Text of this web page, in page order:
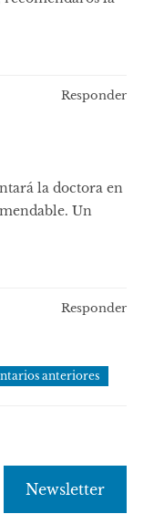
Responder
la doctora en
Un
Responder
anteriores
Newsletter